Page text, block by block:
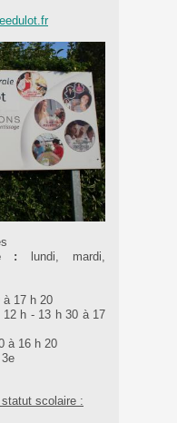
:
lundi, mardi,
à 17 h 20
h - 13 h 30 à 17
à 16 h 20
scolaire :